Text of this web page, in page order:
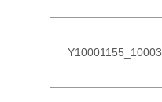
Y10001155_10003